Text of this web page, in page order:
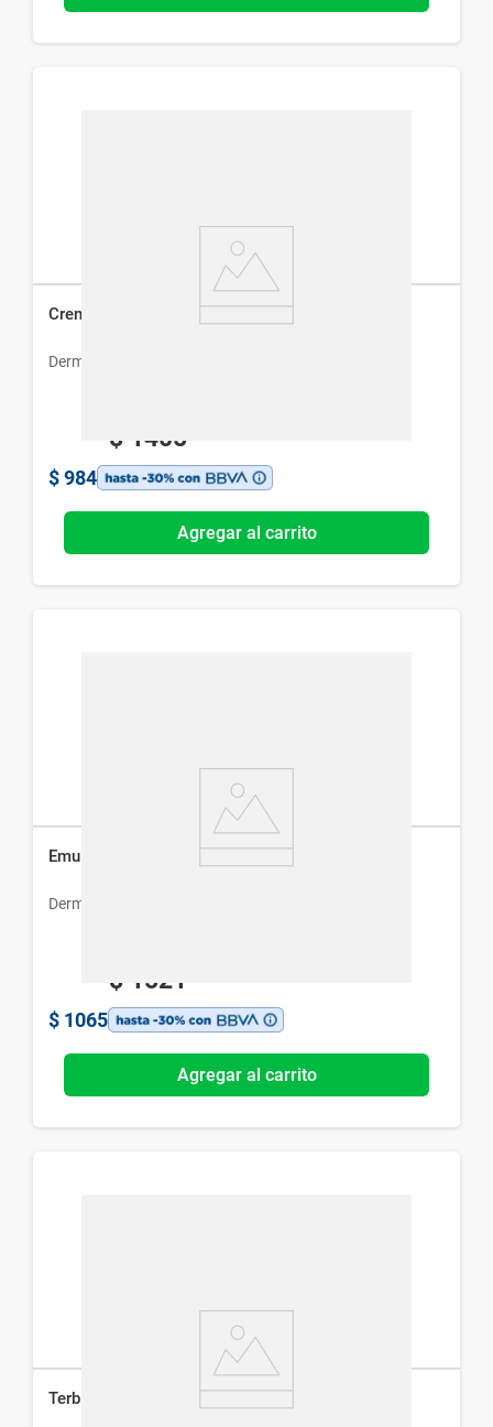
Crema Nutritiva Dermur Renacer x 30 ml
Dermur
$ 1405
$ 984
Agregar al carrito
Emulsión de Limpieza Dermur x 250 ml
Dermur
$ 1521
$ 1065
Agregar al carrito
Terbimax 250 mg Dermur Pharma x 14 comp